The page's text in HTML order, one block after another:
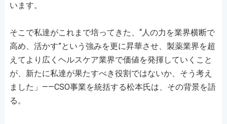
います。
そこで私達がこれまで培ってきた、“人の力を業界横断で
高め、活かす”という強みを更に昇華させ、製薬業界を超
えてより広くヘルスケア業界で価値を発揮していくこと
が、新たに私達が果たすべき役割ではないか、そう考え
ました」――CSO事業を統括する松本氏は、その背景を語
る。